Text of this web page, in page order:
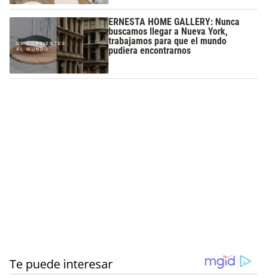
ERNESTA HOME GALLERY: Nunca
buscamos llegar a Nueva York,
trabajamos para que el mundo
pudiera encontrarnos